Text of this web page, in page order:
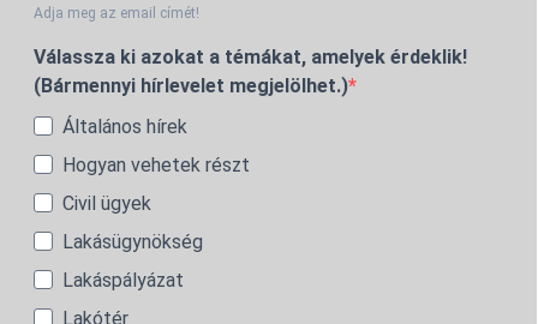
Adja meg az email címét!
Válassza ki azokat a témákat, amelyek érdeklik!
(Bármennyi hírlevelet megjelölhet.)
Általános hírek
Hogyan vehetek részt
Civil ügyek
Lakásügynökség
Lakáspályázat
Lakótér